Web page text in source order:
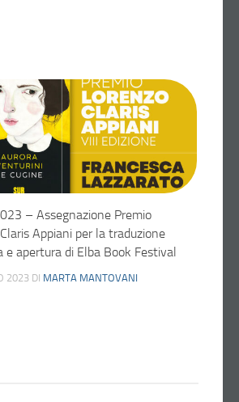
– Assegnazione Premio
Appiani per la traduzione
e apertura di Elba Book Festival
2023 DI MARTA MANTOVANI